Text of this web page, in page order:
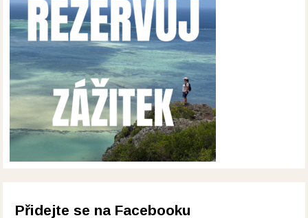
Přidejte se na Facebooku